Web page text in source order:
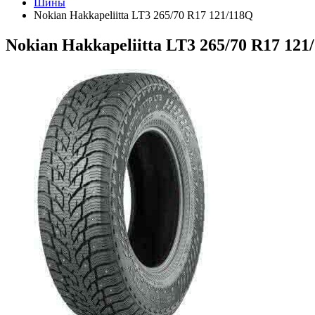
Шины
Nokian Hakkapeliitta LT3 265/70 R17 121/118Q
Nokian Hakkapeliitta LT3 265/70 R17